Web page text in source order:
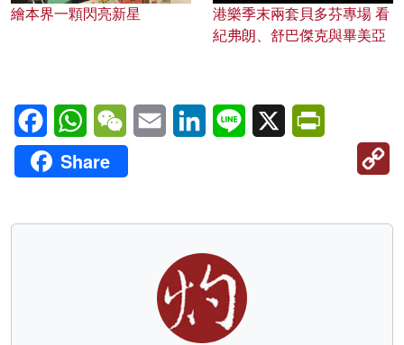
繪本界一顆閃亮新星
港樂季末兩套貝多芬專場 看
紀弗朗、舒巴傑克與畢美亞
FacebookWhatsAppWeChatEmail LinkedInLine X
Share